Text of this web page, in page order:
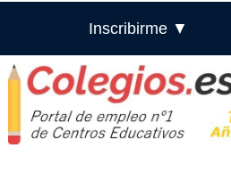
Inscribirme ▼